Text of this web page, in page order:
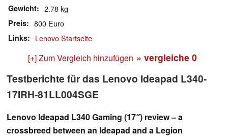
Gewicht 2.78 kg
Preis 800 Euro
Links Lenovo Startseite
[+] Zum Vergleich hinzufügen » vergleiche 0
Testberichte für das Lenovo Ideapad L340-
17IRH-81LL004SGE
Lenovo Ideapad L340 Gaming (17″) review – a
crossbreed between an Ideapad and a Legion